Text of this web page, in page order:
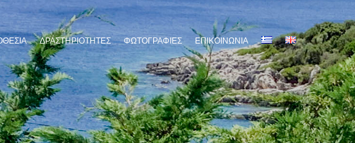
ΔΡΑΣΤΗΡΙΌΤΗΤΕΣ ΦΩΤΟΓΡΑΦΙΕΣ ΕΠΙΚΟΙΝΩΝΊΑ